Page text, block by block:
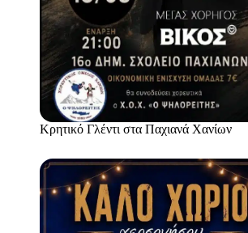
Κρητικό Γλέντι στα Παχιανά Χανίων